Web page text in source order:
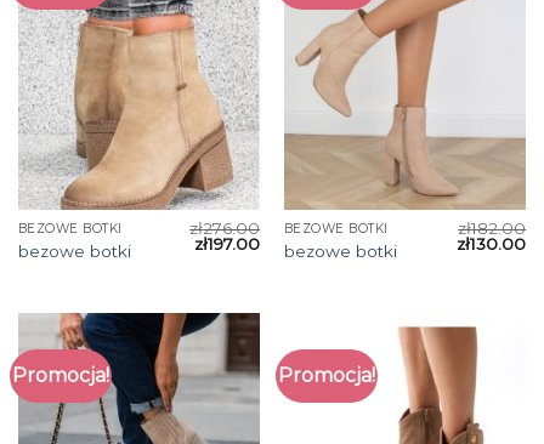
BEZOWE BOTKI
bezowe botki
zł276.00
zł197.00
BEZOWE BOTKI
bezowe botki
zł182.00
zł130.00
Promocja! Promocja!